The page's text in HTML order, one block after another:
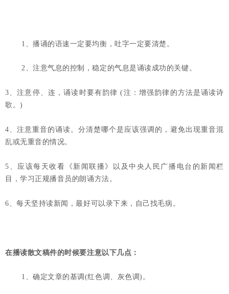
1、播诵的语速一定要均衡，吐字一定要清楚。
2、注意气息的控制，稳定的气息是诵读成功的关键。
3、注意停、连，诵读时要有韵律 (注：增强韵律的方法是诵读诗
歌。)
4、注意重音的诵读。分清楚哪个是应该强调的，避免出现重音混
乱或无重音的情况。
5、应该每天收看《新闻联播》以及中央人民广播电台的新闻栏
目，学习正规播音员的朗诵方法。
6、每天坚持读新闻，最好可以录下来，自己找毛病。
在播读散文稿件的时候要注意以下几点：
1、确定文章的基调(红色调、灰色调)。